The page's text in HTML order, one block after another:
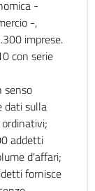
-
-,
imprese.
con serie
senso
dati sulla
addetti
d'affari;
fornisce